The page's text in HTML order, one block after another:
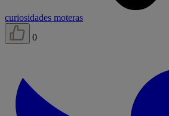
curiosidades moteras
0